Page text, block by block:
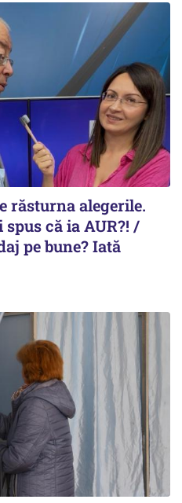
răsturna alegerile.
că ia AUR?! /
pe bune? Iată